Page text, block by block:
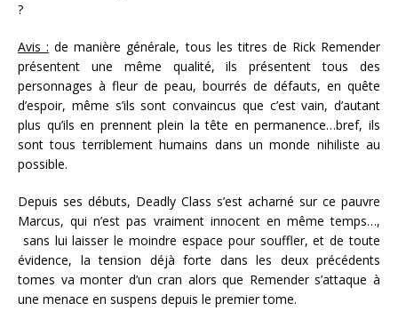
?
Avis : de manière générale, tous les titres de Rick Remender
présentent une même qualité, ils présentent tous des
personnages à fleur de peau, bourrés de défauts, en quête
d’espoir, même s’ils sont convaincus que c’est vain, d’autant
plus qu’ils en prennent plein la tête en permanence…bref, ils
sont tous terriblement humains dans un monde nihiliste au
possible.
Depuis ses débuts, Deadly Class s’est acharné sur ce pauvre
Marcus, qui n’est pas vraiment innocent en même temps…,
sans lui laisser le moindre espace pour souffler, et de toute
évidence, la tension déjà forte dans les deux précédents
tomes va monter d’un cran alors que Remender s’attaque à
une menace en suspens depuis le premier tome.